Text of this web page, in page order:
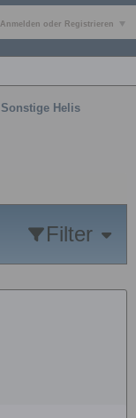
Anmelden oder Registrieren
Sonstige Helis
Filter